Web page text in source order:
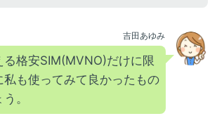
吉田あゆみ
る格安SIM(MVNO)だけに限
私も使ってみて良かったもの
。